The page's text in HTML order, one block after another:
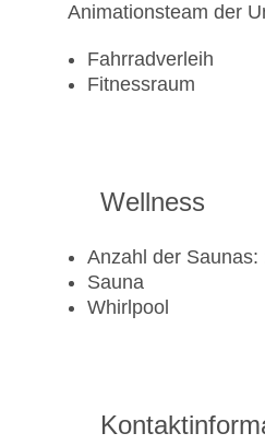
Animationsteam der
Fahrradverleih
Fitnessraum
Wellness
Anzahl der Saunas:
Sauna
Whirlpool